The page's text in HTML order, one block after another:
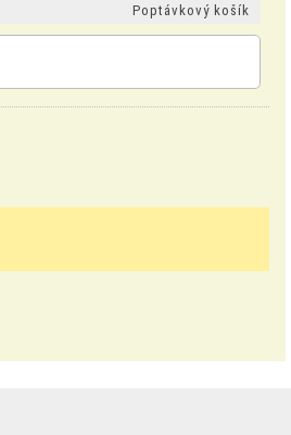
Poptávkový košík